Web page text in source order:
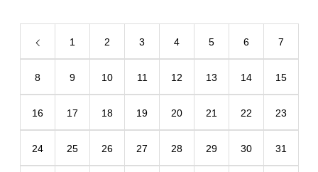
1 2 3 4 5 6 7
8 9 10 11 12 13 14 15
16 17 18 19 20 21 22 23
24 25 26 27 28 29 30 31